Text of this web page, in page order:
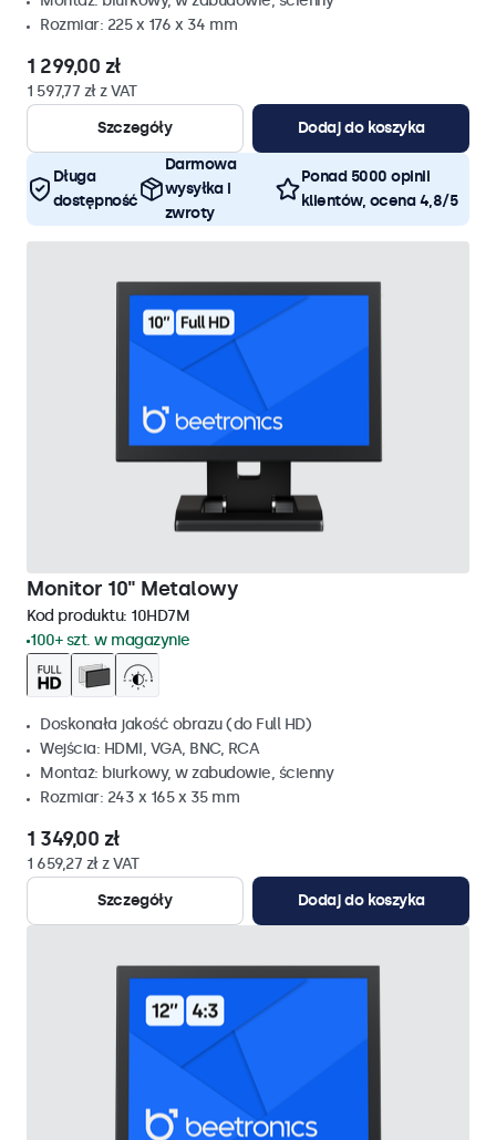
Rozmiar: 225 x 176 x 34 mm
1 299,00 zł
1 597,77 zł z VAT
Szczegóły
Dodaj do koszyka
Długa
dostępność
Darmowa
wysyłka i
zwroty
Ponad 5000 opinii
klientów, ocena 4,8/5
Monitor 10" Metalowy
Kod produktu: 10HD7M
100+ szt. w magazynie
Doskonała jakość obrazu (do Full HD)
Wejścia: HDMI, VGA, BNC, RCA
Montaż: biurkowy, w zabudowie, ścienny
Rozmiar: 243 x 165 x 35 mm
1 349,00 zł
1 659,27 zł z VAT
Szczegóły
Dodaj do koszyka